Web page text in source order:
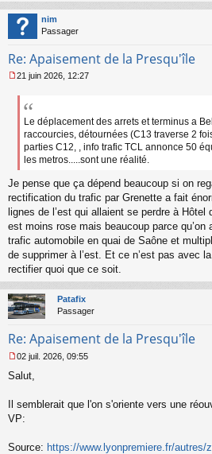
nim
Passager
Re: Apaisement de la Presqu'île
e
n
o
l
u
21 juin 2026, 12:27
Le déplacement des arrets et terminus a
raccourcies, détournées (C13 traverse 2
parties C12, , info trafic TCL annonce 50
les metros.....sont une réalité.
Je pense que ça dépend beaucoup si on
rectification du trafic par Grenette a fait
lignes de l’est qui allaient se perdre à
est moins rose mais beaucoup parce
trafic automobile en quai de Saône et
de supprimer à l’est. Et ce n’est pas avec
rectifier quoi que ce soit.
Patafix
Passager
Re: Apaisement de la Presqu'île
e
s
a
g
n
02 juil. 2026, 09:55
Salut,
Il semblerait que l'on s'oriente vers une
VP:
Source: https://www.lyonpremiere.fr/autres/